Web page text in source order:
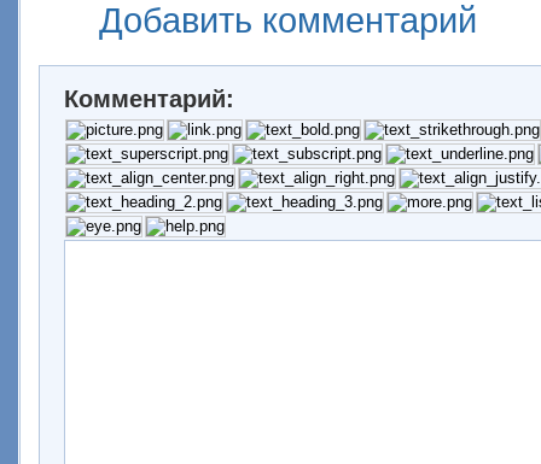
Добавить комментарий
Комментарий: